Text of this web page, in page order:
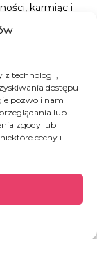
z technologii,
dostępu
pozwoli nam
lub
zgody lub
cechy i
karmiąc i
w
za